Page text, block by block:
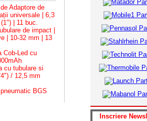
Adaptore de
universale | 6,3
| 11 buc.
de impact |
| 10-32 mm | 13
Cob-Led cu
cu tubulare si
/ 12,5 mm
BGS
BGS 74412-
Pret:
Detalii produs
BGS 74411-
Inscriere